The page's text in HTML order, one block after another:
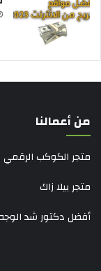
من أعمالنا
متجر الكوكب الرقمي
متجر بيلا زاك
أفضل دكتور شد